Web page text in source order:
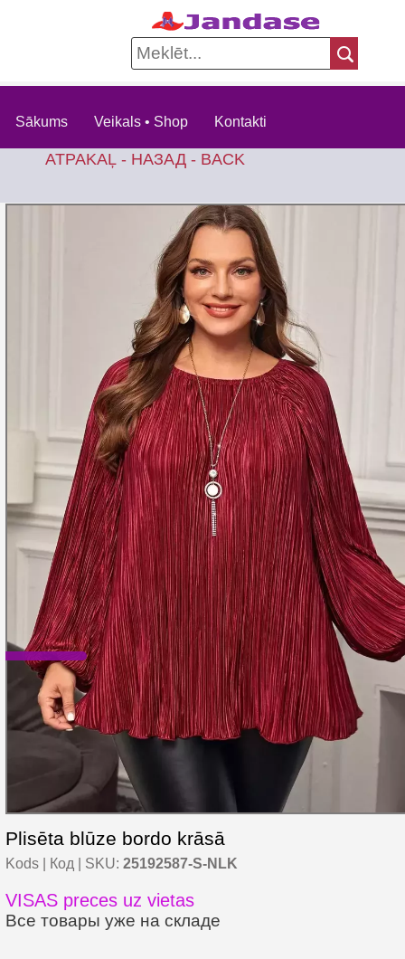
Sākums Veikals • Shop Kontakti
ATPAKAĻ - НАЗАД - BACK
Plisēta blūze bordo krāsā
Kods | Код | SKU: 25192587-S-NLK
VISAS preces uz vietas
Все товары уже на складе